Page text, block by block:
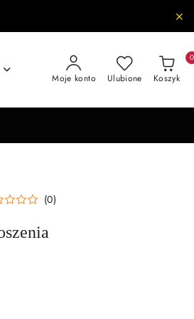
Moje konto Ulubione Koszyk
0
(0)